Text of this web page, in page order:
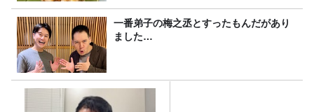
一番弟子の梅之丞とすったもんだがあり
ました…